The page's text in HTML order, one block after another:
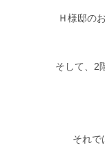
Ｈ様邸の
そして、2
それで